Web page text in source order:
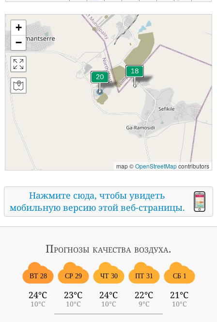
+
−
map ©OpenStreetMapcontributors
Нажмите сюда, чтобы увидеть
мобильную версию этой веб-страницы.
Прогнозы качества воздуха.
ВТ 28
24°C
10°C
СР 29
23°C
10°C
ЧТ 30
24°C
10°C
ПТ 31
22°C
9°C
СБ 1
21°C
10°C